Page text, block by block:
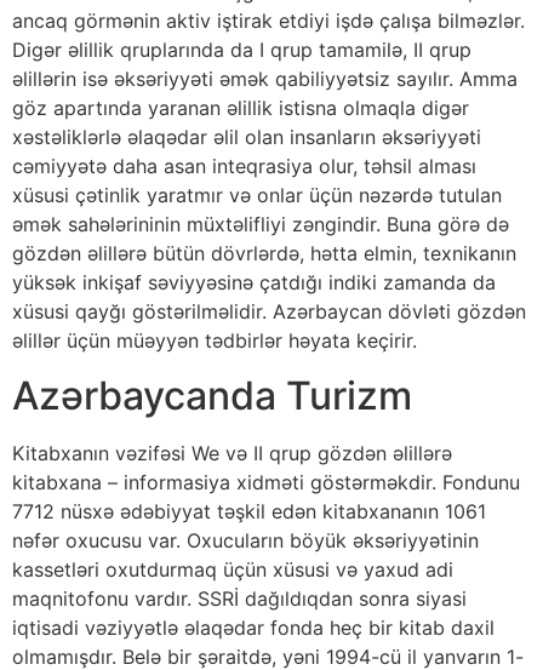
ancaq görmənin aktiv iştirak etdiyi işdə çalışa bilməzlər.
Digər əlillik qruplarında da I qrup tamamilə, II qrup
əlillərin isə əksəriyyəti əmək qabiliyyətsiz sayılır. Amma
göz apartında yaranan əlillik istisna olmaqla digər
xəstəliklərlə əlaqədar əlil olan insanların əksəriyyəti
cəmiyyətə daha asan inteqrasiya olur, təhsil alması
xüsusi çətinlik yaratmır və onlar üçün nəzərdə tutulan
əmək sahələrininin müxtəlifliyi zəngindir. Buna görə də
gözdən əlillərə bütün dövrlərdə, hətta elmin, texnikanın
yüksək inkişaf səviyyəsinə çatdığı indiki zamanda da
xüsusi qayğı göstərilməlidir. Azərbaycan dövləti gözdən
əlillər üçün müəyyən tədbirlər həyata keçirir.
Azərbaycanda Turizm
Kitabxanın vəzifəsi We və II qrup gözdən əlillərə
kitabxana – informasiya xidməti göstərməkdir. Fondunu
7712 nüsxə ədəbiyyat təşkil edən kitabxananın 1061
nəfər oxucusu var. Oxucuların böyük əksəriyyətinin
kassetləri oxutdurmaq üçün xüsusi və yaxud adi
maqnitofonu vardır. SSRİ dağıldıqdan sonra siyasi
iqtisadi vəziyyətlə əlaqədar fonda heç bir kitab daxil
olmamışdır. Belə bir şəraitdə, yəni 1994-cü il yanvarın 1-